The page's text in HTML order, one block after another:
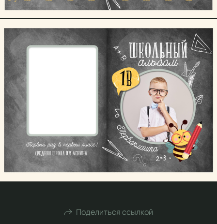
Поделиться ссылкой